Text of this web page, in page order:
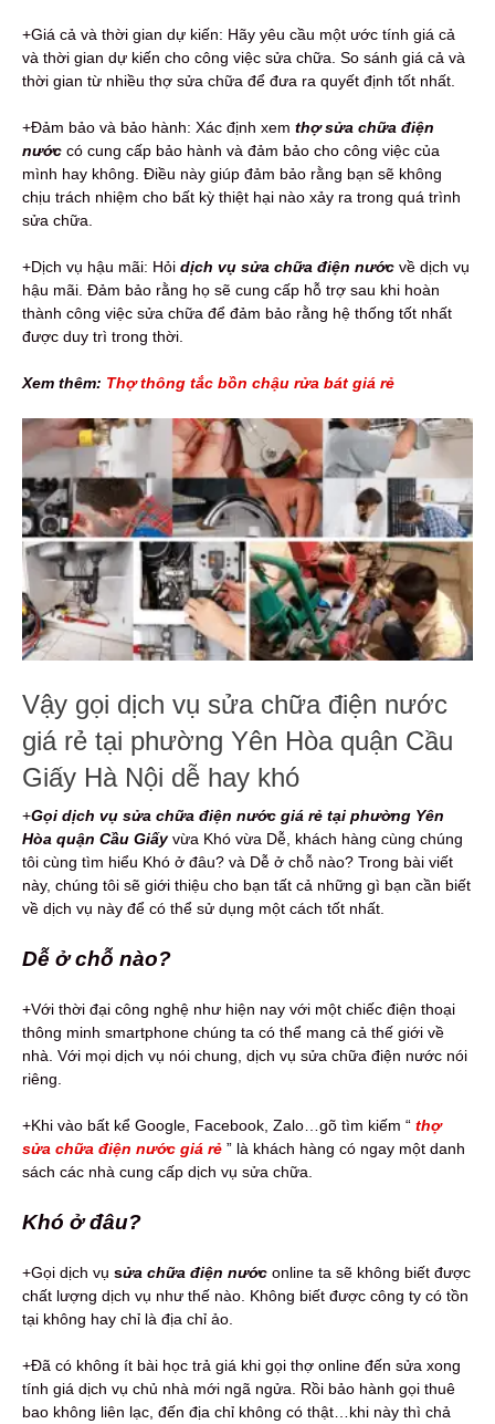
+Giá cả và thời gian dự kiến: Hãy yêu cầu một ước tính giá cả
và thời gian dự kiến ​​cho công việc sửa chữa. So sánh giá cả và
thời gian từ nhiều thợ sửa chữa để đưa ra quyết định tốt nhất.
+Đảm bảo và bảo hành: Xác định xem thợ sửa chữa điện
nước có cung cấp bảo hành và đảm bảo cho công việc của
mình hay không. Điều này giúp đảm bảo rằng bạn sẽ không
chịu trách nhiệm cho bất kỳ thiệt hại nào xảy ra trong quá trình
sửa chữa.
+Dịch vụ hậu mãi: Hỏi dịch vụ sửa chữa điện nước về dịch vụ
hậu mãi. Đảm bảo rằng họ sẽ cung cấp hỗ trợ sau khi hoàn
thành công việc sửa chữa để đảm bảo rằng hệ thống tốt nhất
được duy trì trong thời.
Xem thêm: Thợ thông tắc bồn chậu rửa bát giá rẻ
Vậy gọi dịch vụ sửa chữa điện nước
giá rẻ tại phường Yên Hòa quận Cầu
Giấy Hà Nội dễ hay khó
+Gọi dịch vụ sửa chữa điện nước giá rẻ tại phường Yên
Hòa quận Cầu Giấyvừa Khó vừa Dễ, khách hàng cùng chúng
tôi cùng tìm hiểu Khó ở đâu? và Dễ ở chỗ nào? Trong bài viết
này, chúng tôi sẽ giới thiệu cho bạn tất cả những gì bạn cần biết
về dịch vụ này để có thể sử dụng một cách tốt nhất.
Dễ ở chỗ nào?
+Với thời đại công nghệ như hiện nay với một chiếc điện thoại
thông minh smartphone chúng ta có thể mang cả thế giới về
nhà. Với mọi dịch vụ nói chung, dịch vụ sửa chữa điện nước nói
riêng.
+Khi vào bất kể Google, Facebook, Zalo…gõ tìm kiếm “ thợ
sửa chữa điện nước giá rẻ ” là khách hàng có ngay một danh
sách các nhà cung cấp dịch vụ sửa chữa.
Khó ở đâu?
+Gọi dịch vụ sửa chữa điện nước online ta sẽ không biết được
chất lượng dịch vụ như thế nào. Không biết được công ty có tồn
tại không hay chỉ là địa chỉ ảo.
+Đã có không ít bài học trả giá khi gọi thợ online đến sửa xong
tính giá dịch vụ chủ nhà mới ngã ngửa. Rồi bảo hành gọi thuê
bao không liên lạc, đến địa chỉ không có thật…khi này thì chả